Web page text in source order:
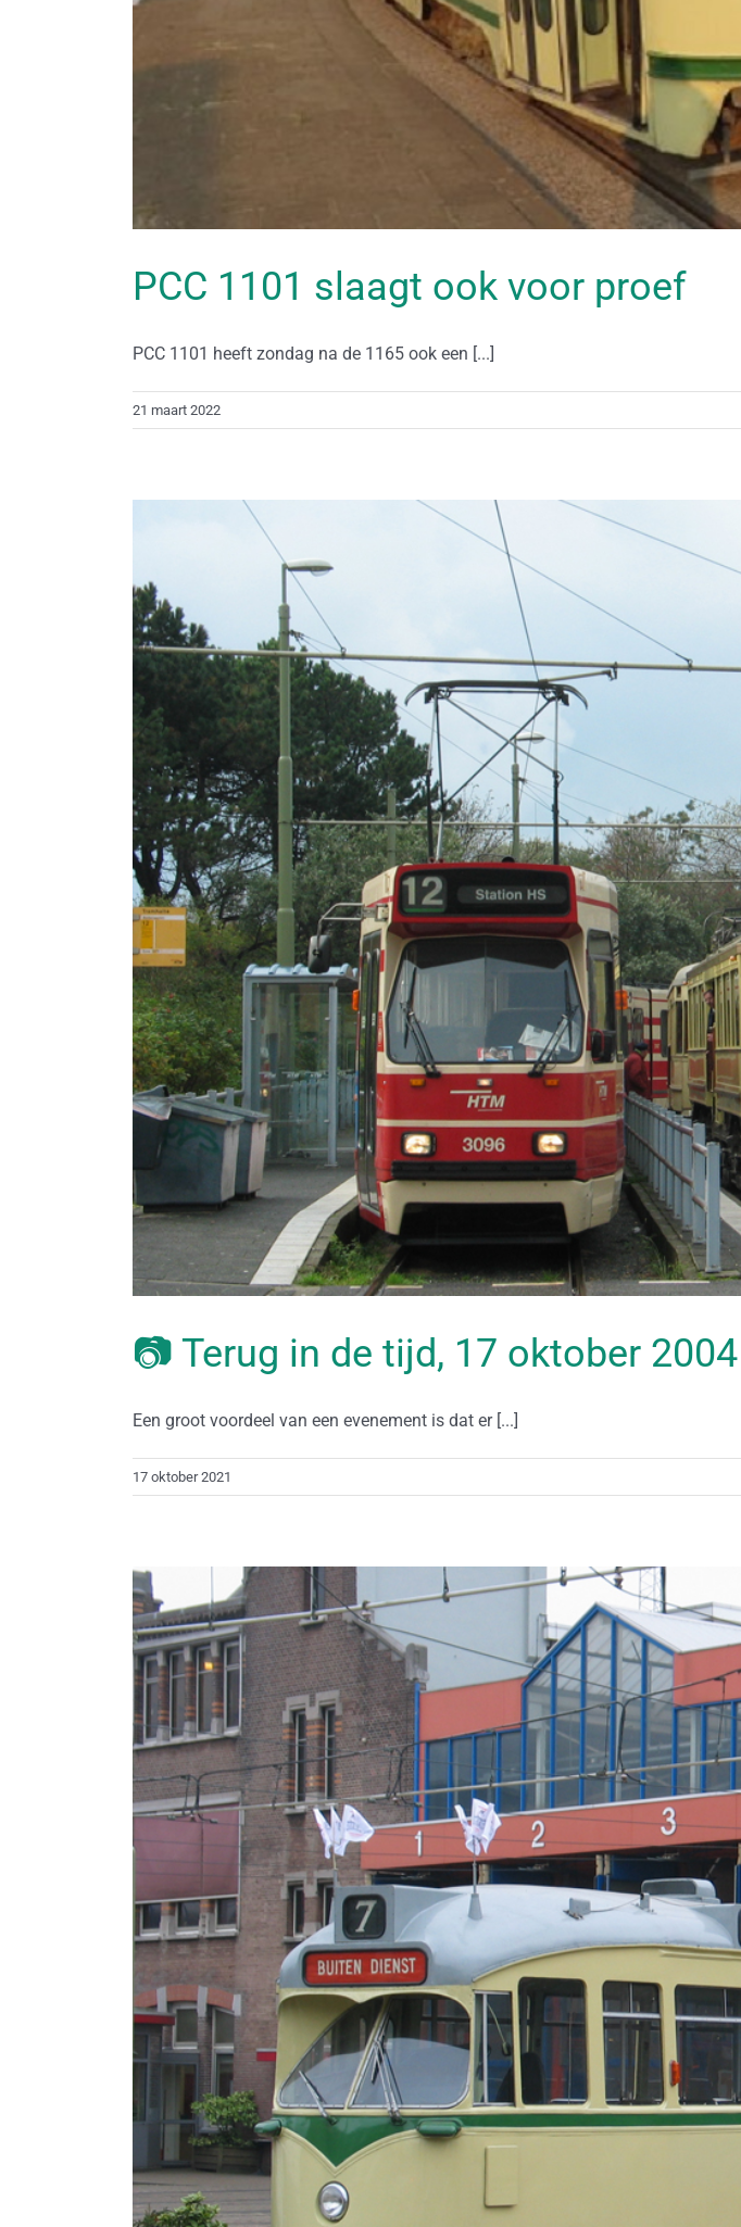
PCC 1101 slaagt ook voor proef
PCC 1101 heeft zondag na de 1165 ook een [...]
21 maart 2022
📷 Terug in de tijd, 17 oktober 2004
Een groot voordeel van een evenement is dat er [...]
17 oktober 2021